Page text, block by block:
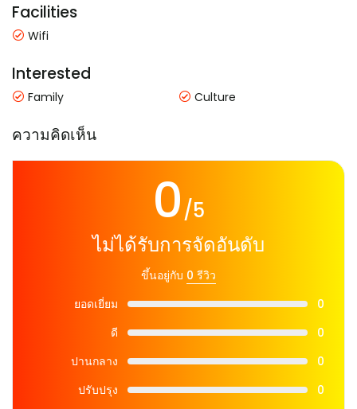
Facilities
Wifi
Interested
Family Culture
ความคิดเห็น
0/5
ไม่ได้รับการจัดอันดับ
ขึ้นอยู่กับ 0 รีวิว
ยอดเยี่ยม
0
ดี
0
ปานกลาง
0
ปรับปรุง
0